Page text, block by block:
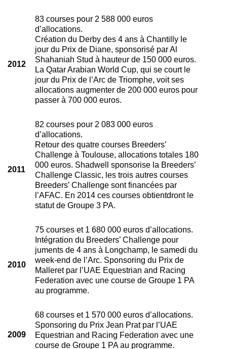
2012
83 courses pour 2 588 000 euros
d’allocations.
Création du Derby des 4 ans à Chantilly le
jour du Prix de Diane, sponsorisé par Al
Shahaniah Stud à hauteur de 150 000 euros.
La Qatar Arabian World Cup, qui se court le
jour du Prix de l’Arc de Triomphe, voit ses
allocations augmenter de 200 000 euros pour
passer à 700 000 euros.
2011
82 courses pour 2 083 000 euros
d’allocations.
Retour des quatre courses Breeders’
Challenge à Toulouse, allocations totales 180
000 euros. Shadwell sponsorise la Breeders’
Challenge Classic, les trois autres courses
Breeders’ Challenge sont financées par
l’AFAC. En 2014 ces courses obtientdront le
statut de Groupe 3 PA.
2010
75 courses et 1 680 000 euros d’allocations.
Intégration du Breeders’ Challenge pour
juments de 4 ans à Longchamp, le samedi du
week-end de l’Arc. Sponsoring du Prix de
Malleret par l’UAE Equestrian and Racing
Federation avec une course de Groupe 1 PA
au programme.
2009
68 courses et 1 570 000 euros d’allocations.
Sponsoring du Prix Jean Prat par l’UAE
Equestrian and Racing Federation avec une
course de Groupe 1 PA au programme.